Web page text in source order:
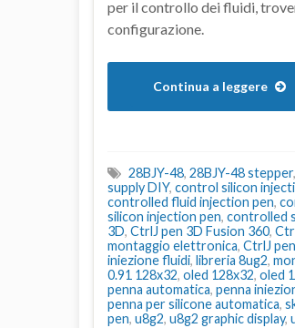
per il controllo dei fluidi,
configurazione.
Continua a leggere
28BJY-48, 28BJY-48 stepper,
supply DIY, control silicon
controlled fluid injection pen,
silicon injection pen, controlled
3D, CtrlJ pen 3D Fusion 360,
montaggio elettronica, CtrlJ
iniezione fluidi, libreria 8ug2,
0.91 128x32, oled 128x32, oled
penna automatica, penna
penna per silicone automatica,
pen, u8g2, u8g2 graphic display,